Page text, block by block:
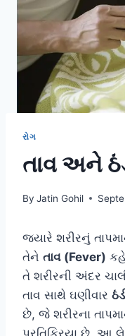
રોગ
તાવ અને
By Jatin Gohil
જ્યારે શરીરનું
તેને તાવ (Fever)
તે શરીરની અંદર
તાવ સાથે ઘણીવાર
છે, જે શરીરના
પ્રતિક્રિયા છે. આ